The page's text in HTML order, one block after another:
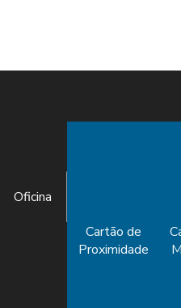
Oficina
Cartão de
Proximidade